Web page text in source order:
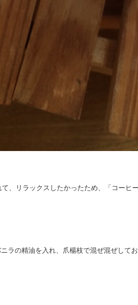
、リラックスしたかったため、「コーヒ
ラの精油を入れ、爪楊枝で混ぜ混ぜして